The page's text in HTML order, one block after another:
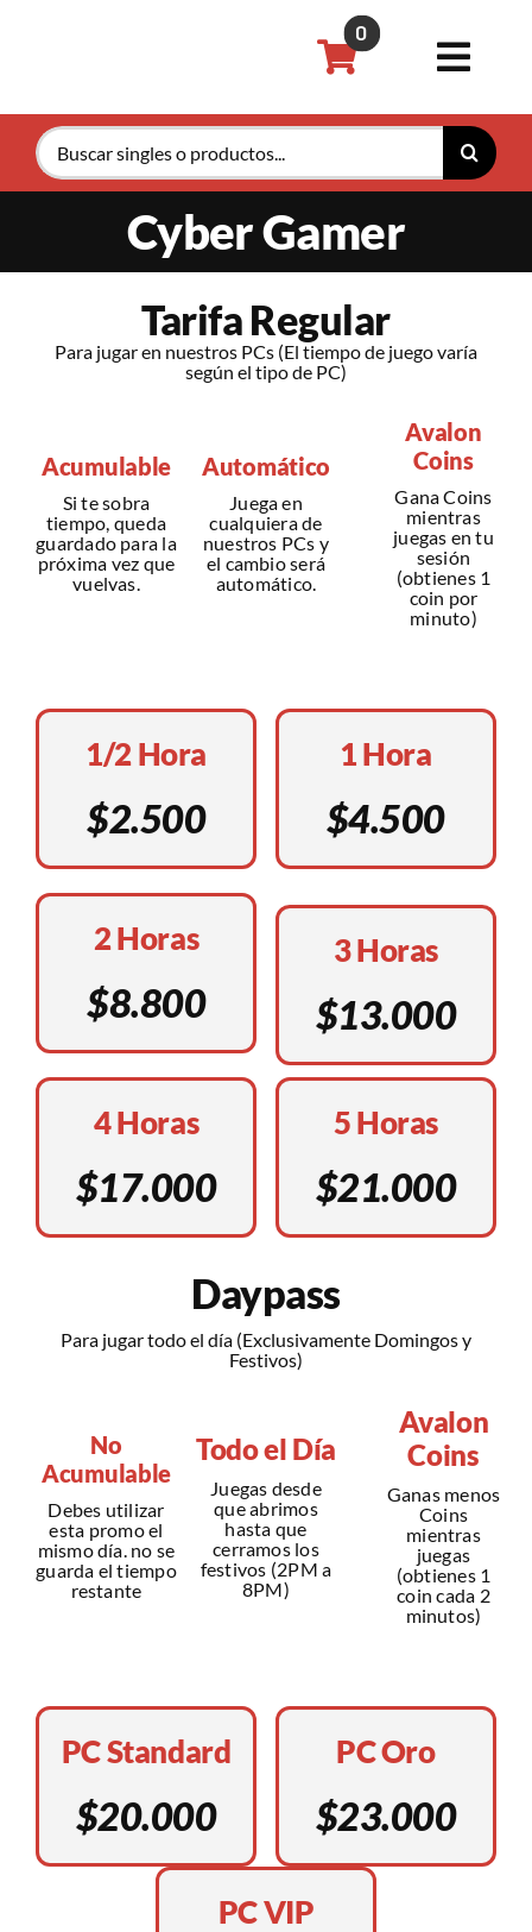
0
Tarifas
Buscar:
Cyber Gamer
Tarifa Regular
Para jugar en nuestros PCs (El tiempo de juego varía
según el tipo de PC)
Acumulable
Si te sobra
tiempo, queda
guardado para la
próxima vez que
vuelvas.
Automático
Juega en
cualquiera de
nuestros PCs y
el cambio será
automático.
Avalon
Coins
Gana Coins
mientras
juegas en tu
sesión
(obtienes 1
coin por
minuto)
1/2 Hora
$2.500
1 Hora
$4.500
2 Horas
$8.800
3 Horas
$13.000
4 Horas
$17.000
5 Horas
$21.000
Daypass
Para jugar todo el día (Exclusivamente Domingos y
Festivos)
No
Acumulable
Debes utilizar
esta promo el
mismo día. no se
guarda el tiempo
restante
Todo el Día
Juegas desde
que abrimos
hasta que
cerramos los
festivos (2PM a
8PM)
Avalon
Coins
Ganas menos
Coins
mientras
juegas
(obtienes 1
coin cada 2
minutos)
PC Standard
$20.000
PC Oro
$23.000
PC VIP